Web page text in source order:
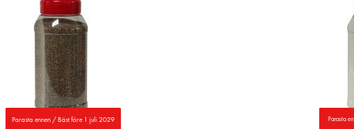
Parasta ennen / Bäst före 1 juli 2029 Parasta